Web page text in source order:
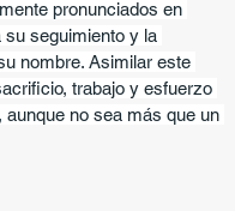
pronunciados en
seguimiento y la
nombre. Asimilar este
trabajo y esfuerzo
no sea más que un